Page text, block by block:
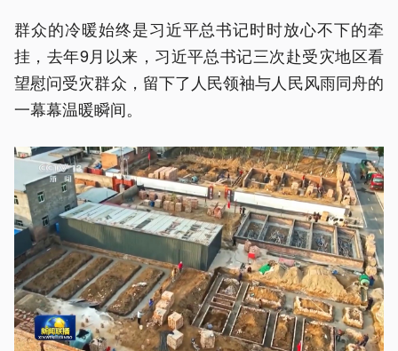
群众的冷暖始终是习近平总书记时时放心不下的牵
挂，去年9月以来，习近平总书记三次赴受灾地区看
望慰问受灾群众，留下了人民领袖与人民风雨同舟的
一幕幕温暖瞬间。